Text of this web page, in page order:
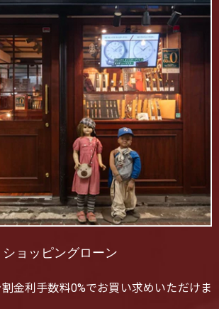
ショッピングローン
金利手数料0%でお買い求めいただけま